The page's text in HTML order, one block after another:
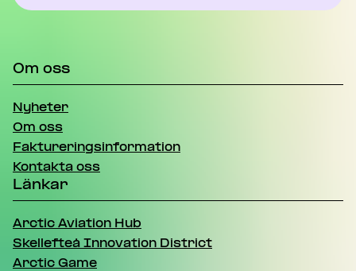
Om oss
Nyheter
Om oss
Faktureringsinformation
Kontakta oss
Länkar
Arctic Aviation Hub
Skellefteå Innovation District
Arctic Game